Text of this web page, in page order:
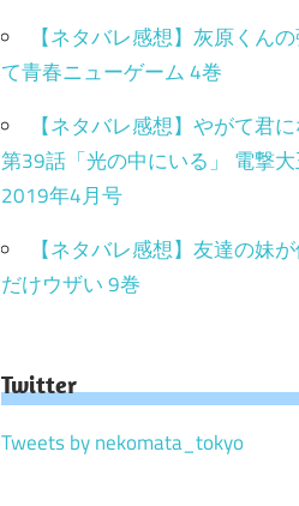
【ネタバレ感想】灰原くんの
て青春ニューゲーム 4巻
【ネタバレ感想】やがて君
第39話「光の中にいる」 電撃
2019年4月号
【ネタバレ感想】友達の妹
だけウザい 9巻
Twitter
Tweets by nekomata_tokyo